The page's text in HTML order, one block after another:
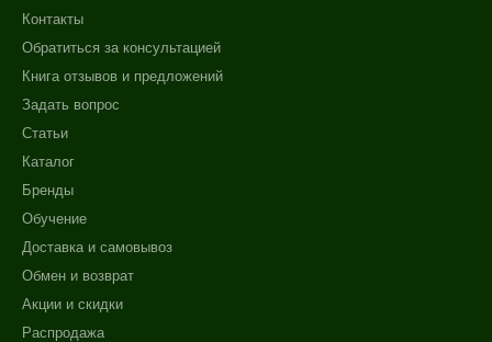
Контакты
Обратиться за консультацией
Книга отзывов и предложений
Задать вопрос
Статьи
Каталог
Бренды
Обучение
Доставка и самовывоз
Обмен и возврат
Акции и скидки
Распродажа